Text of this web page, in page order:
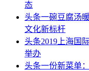
态
头条一碗豆腐汤
文化新标杆
头条2019上海国
举办
头条一份新菜单